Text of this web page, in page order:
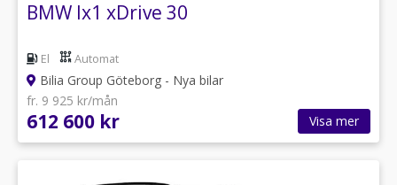
BMW Ix1 xDrive 30
El Automat
Bilia Group Göteborg - Nya bilar
fr. 9 925 kr/mån
612 600 kr Visa mer